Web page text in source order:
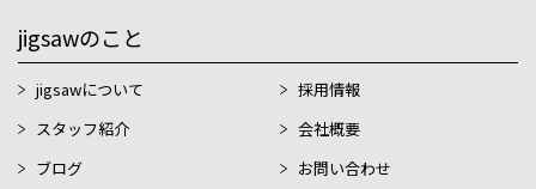
jigsawのこと
jigsawについて
採用情報
スタッフ紹介
会社概要
ブログ
お問い合わせ